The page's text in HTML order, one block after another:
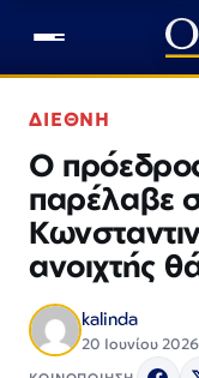
ΔΙΕΘΝΗ
Ο
παρέλαβε
ανοιχτής
kalinda
20 Ιουνίου